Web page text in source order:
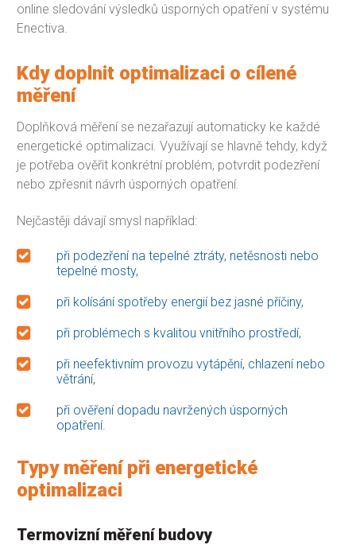
online sledování výsledků úsporných opatření v systému
Enectiva.
Kdy doplnit optimalizaci o cílené
měření
Doplňková měření se nezařazují automaticky ke každé
energetické optimalizaci. Využívají se hlavně tehdy, když
je potřeba ověřit konkrétní problém, potvrdit podezření
nebo zpřesnit návrh úsporných opatření.
Nejčastěji dávají smysl například:
při podezření na tepelné ztráty, netěsnosti nebo
tepelné mosty,
při kolísání spotřeby energií bez jasné příčiny,
při problémech s kvalitou vnitřního prostředí,
při neefektivním provozu vytápění, chlazení nebo
větrání,
při ověření dopadu navržených úsporných
opatření.
Typy měření při energetické
optimalizaci
Termovizní měření budovy